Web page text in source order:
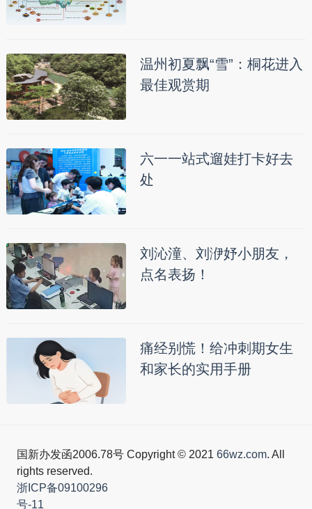
温州初夏飘“雪”：桐花进入
最佳观赏期
六一一站式遛娃打卡好去
处
刘沁潼、刘洢妤小朋友，
点名表扬！
痛经别慌！给冲刺期女生
和家长的实用手册
国新办发函2006.78号 Copyright © 2021 66wz.com. All
rights reserved.
浙ICP备09100296
号-11